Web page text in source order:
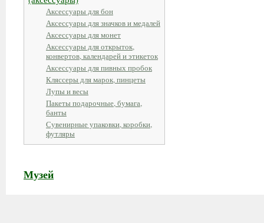
Аксессуары для бон
Аксессуары для значков и медалей
Аксессуары для монет
Аксессуары для открыток,
конвертов, календарей и этикеток
Аксессуары для пивных пробок
Кляссеры для марок, пинцеты
Лупы и весы
Пакеты подарочные, бумага,
банты
Сувенирные упаковки, коробки,
футляры
Музей